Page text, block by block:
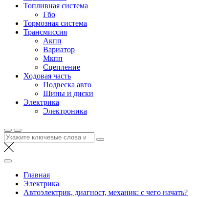
Топливная система
Гбо
Тормозная система
Трансмиссия
Акпп
Вариатор
Мкпп
Сцепление
Ходовая часть
Подвеска авто
Шины и диски
Электрика
Электроника
Найти:
Главная
Электрика
Автоэлектрик, диагност, механик: с чего начать?